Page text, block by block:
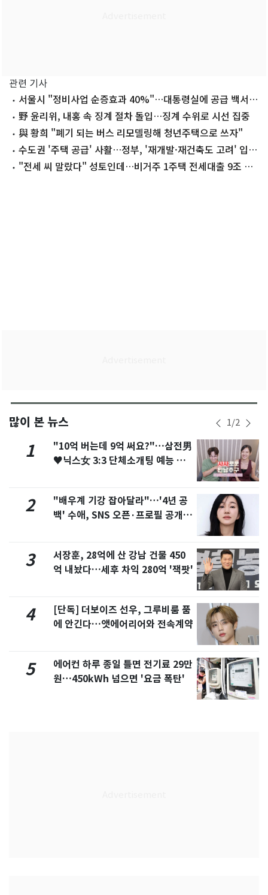
관련 기사
서울시 "정비사업 순증효과 40%"…대통령실에 공급 백서
전달(종합)
野 윤리위, 내홍 속 징계 절차 돌입…징계 수위로 시선 집중
與 황희 "폐기 되는 버스 리모델링해 청년주택으로 쓰자"
수도권 '주택 공급' 사활…정부, '재개발·재건축도 고려' 입장
선회"전세 씨 말랐다" 성토인데…비거주 1주택 전세대출 9조 막
많이 본 뉴스 1/2
1
"10억 버는데 9억 써요?"…삼전男
♥닉스女 3:3 단체소개팅 예능 화
2
"배우계 기강 잡아달라"…'4년 공
백' 수애, SNS 오픈·프로필 공개
3
서장훈, 28억에 산 강남 건물 450
억 내놨다…세후 차익 280억 '잭팟'
4
[단독] 더보이즈 선우, 그루비룸 품
에 안긴다…앳에어리어와 전속계약
5
에어컨 하루 종일 틀면 전기료 29만
원…450kWh 넘으면 '요금 폭탄'